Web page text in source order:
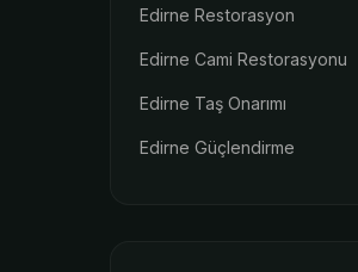
Edirne Restorasyon
Edirne Cami Restorasyonu
Edirne Taş Onarımı
Edirne Güçlendirme